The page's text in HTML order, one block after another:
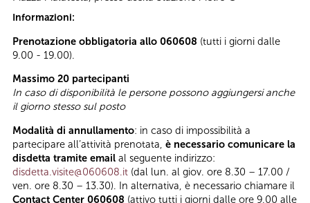
Informazioni:
Prenotazione obbligatoria allo 060608 (tutti i giorni dalle
9.00 - 19.00).
Massimo 20 partecipanti
In caso di disponibilità le persone possono aggiungersi anche
il giorno stesso sul posto
Modalità di annullamento: in caso di impossibilità a
partecipare all’attività prenotata, è necessario comunicare la
disdetta tramite email al seguente indirizzo:
disdetta.visite@060608.it (dal lun. al giov. ore 8.30 – 17.00 /
ven. ore 8.30 – 13.30). In alternativa, è necessario chiamare il
Contact Center 060608 (attivo tutti i giorni dalle ore 9.00 alle